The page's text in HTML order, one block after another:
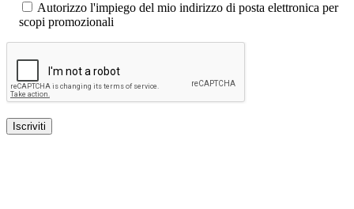
Autorizzo l'impiego del mio indirizzo di posta elettronica per
scopi promozionali